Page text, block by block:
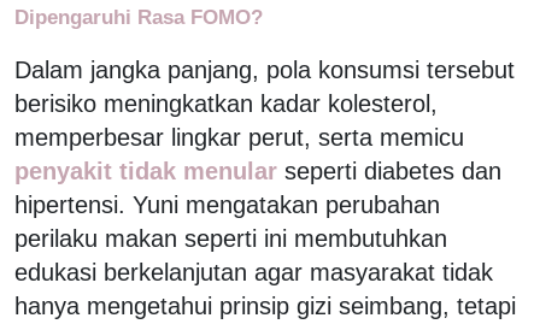
Dipengaruhi Rasa FOMO?
Dalam jangka panjang, pola konsumsi tersebut
berisiko meningkatkan kadar kolesterol,
memperbesar lingkar perut, serta memicu
penyakit tidak menular seperti diabetes dan
hipertensi. Yuni mengatakan perubahan
perilaku makan seperti ini membutuhkan
edukasi berkelanjutan agar masyarakat tidak
hanya mengetahui prinsip gizi seimbang, tetapi